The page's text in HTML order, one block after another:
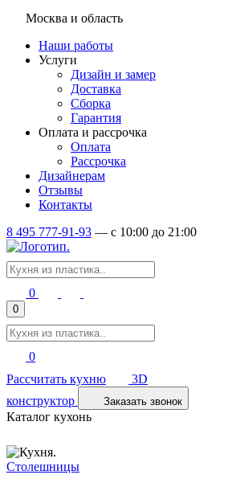
Москва и область
Наши работы
Услуги
Дизайн и замер
Доставка
Сборка
Гарантия
Оплата и рассрочка
Оплата
Рассрочка
Дизайнерам
Отзывы
Контакты
8 495 777-91-93 — c 10:00 до 21:00
0
0
0
Рассчитать кухню
3D
конструктор
Заказать звонок
Каталог кухонь
Столешницы